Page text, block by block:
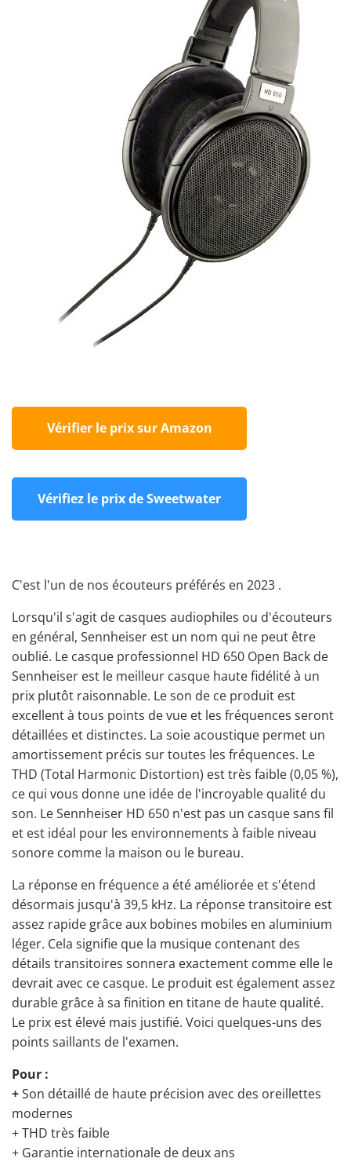
Vérifier le prix sur Amazon
Vérifiez le prix de Sweetwater
C'est l'un de nos écouteurs préférés en 2023 .
Lorsqu'il s'agit de casques audiophiles ou d'écouteurs
en général, Sennheiser est un nom qui ne peut être
oublié. Le casque professionnel HD 650 Open Back de
Sennheiser est le meilleur casque haute fidélité à un
prix plutôt raisonnable. Le son de ce produit est
excellent à tous points de vue et les fréquences seront
détaillées et distinctes. La soie acoustique permet un
amortissement précis sur toutes les fréquences. Le
THD (Total Harmonic Distortion) est très faible (0,05 %),
ce qui vous donne une idée de l'incroyable qualité du
son. Le Sennheiser HD 650 n'est pas un casque sans fil
et est idéal pour les environnements à faible niveau
sonore comme la maison ou le bureau.
La réponse en fréquence a été améliorée et s'étend
désormais jusqu'à 39,5 kHz. La réponse transitoire est
assez rapide grâce aux bobines mobiles en aluminium
léger. Cela signifie que la musique contenant des
détails transitoires sonnera exactement comme elle le
devraitavec ce casque. Le produit est également assez
durable grâce à sa finition en titane de haute qualité.
Le prix est élevé mais justifié. Voici quelques-uns des
points saillants de l'examen.
Pour :
+Son détaillé de haute précision avec des oreillettes
modernes
+ THD très faible
+ Garantie internationale de deux ans